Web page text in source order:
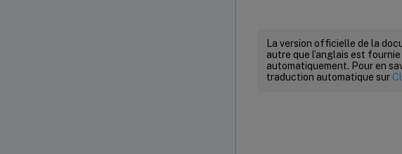
La version officielle de la
autre que l’anglais est
automatiquement. Pour en
traduction automatique sur